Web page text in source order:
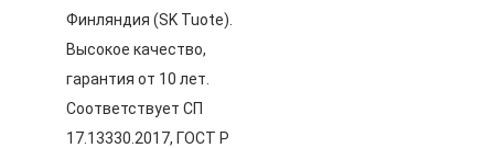
Финляндия (SK Tuote).
Высокое качество,
гарантия от 10 лет.
Соответствует СП
17.13330.2017, ГОСТ Р